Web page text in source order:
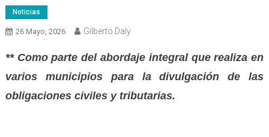
Noticias
26 Mayo, 2026 Gilberto Daly
** Como parte del abordaje integral que realiza en
varios municipios para la divulgación de las
obligaciones civiles y tributarias.